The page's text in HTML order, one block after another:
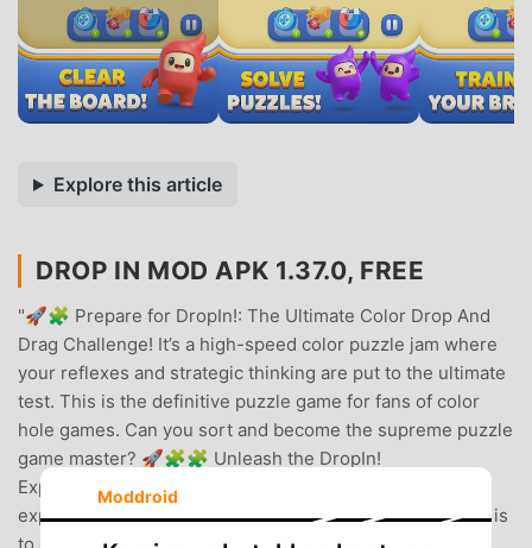
Explore this article
DROP IN MOD APK 1.37.0, FREE
"🚀🧩 Prepare for DropIn!: The Ultimate Color Drop And
Drag Challenge! It’s a high-speed color puzzle jam where
your reflexes and strategic thinking are put to the ultimate
test. This is the definitive puzzle game for fans of color
hole games. Can you sort and become the supreme puzzle
game master? 🚀🧩🧩 Unleash the DropIn!
ExperienceDropIn! delivers a true color puzzle jam
experience that’s both fresh and addicting. Your mission is
Moddroid